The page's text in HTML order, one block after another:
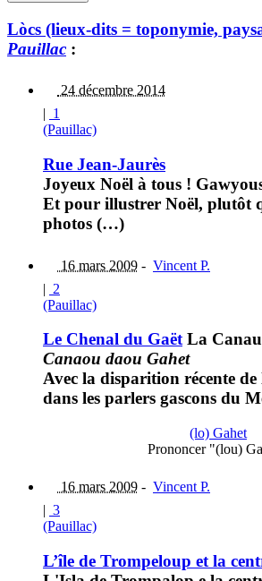
Lòcs (lieux-dits = toponymie,
Pauillac :
24 décembre 2014
| 1
(Pauillac)
Rue Jean-Jaurès
Joyeux Noël à tous !
Et pour illustrer Noël, plutôt
photos (…)
16 mars 2009 - Vincent P.
| 2
(Pauillac)
Le Chenal du GaëtLa
Canaou daou Gahet
Avec la disparition récente
dans les parlers gascons du
(lo) Gahet
Prononcer "(lou)
16 mars 2009 - Vincent P.
| 3
(Pauillac)
L’île de Trompeloup et la